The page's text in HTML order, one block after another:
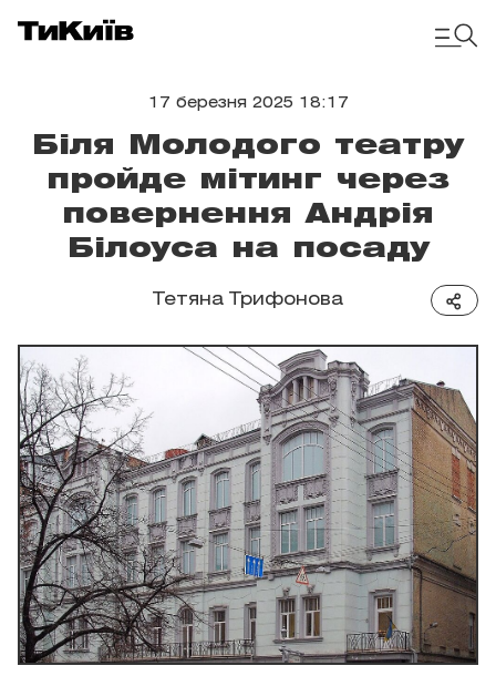
17 березня 2025 18:17
Біля Молодого театру
пройде мітинг через
повернення Андрія
Білоуса на посаду
Тетяна Трифонова